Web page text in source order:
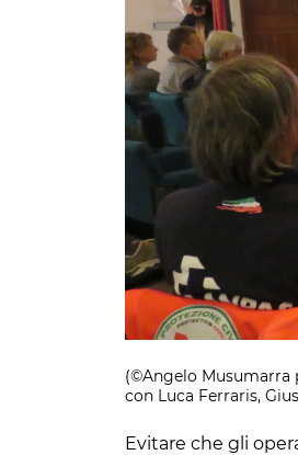
(©Angelo Musumarra
con Luca Ferraris,
Evitare che gli